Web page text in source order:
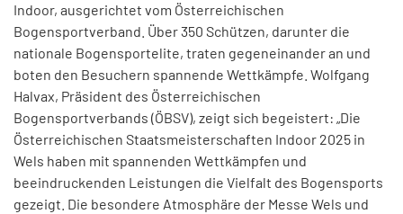
Indoor, ausgerichtet vom Österreichischen
Bogensportverband. Über 350 Schützen, darunter die
nationale Bogensportelite, traten gegeneinander an und
boten den Besuchern spannende Wettkämpfe. Wolfgang
Halvax, Präsident des Österreichischen
Bogensportverbands (ÖBSV), zeigt sich begeistert: „Die
Österreichischen Staatsmeisterschaften Indoor 2025 in
Wels haben mit spannenden Wettkämpfen und
beeindruckenden Leistungen die Vielfalt des Bogensports
gezeigt. Die besondere Atmosphäre der Messe Wels und